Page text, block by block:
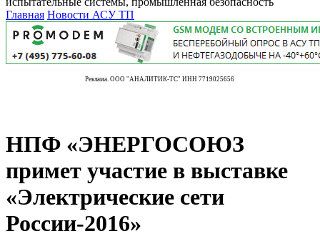
Главная Новости АСУ ТП
Реклама. ООО "АНАЛИТИК-ТС" ИНН 7719025656
НПФ «ЭНЕРГОСОЮЗ
примет участие в выставке
«Электрические сети
России-2016»